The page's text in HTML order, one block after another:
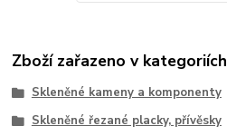
Zboží zařazeno v kategoriích
Skleněné kameny a komponenty
Skleněné řezané placky, přívěsky